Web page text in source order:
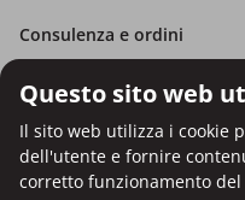
Questo sito web
Il sito web utilizza i cookie
dell'utente e fornire
corretto funzionamento
Consulenza e ordini
Pagamento con carta di credito.
Protezione dei dati personali